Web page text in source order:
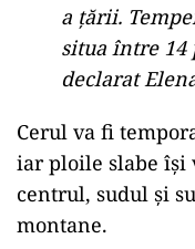
a țării.
situa între 14
declarat
Cerul va fi
iar ploile slabe își
centrul, sudul și
montane.